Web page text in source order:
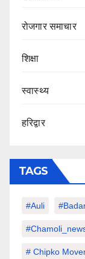
रोजगार समाचार
शिक्षा
स्वास्थ्य
हरिद्वार
TAGS
#auli
# Chipko